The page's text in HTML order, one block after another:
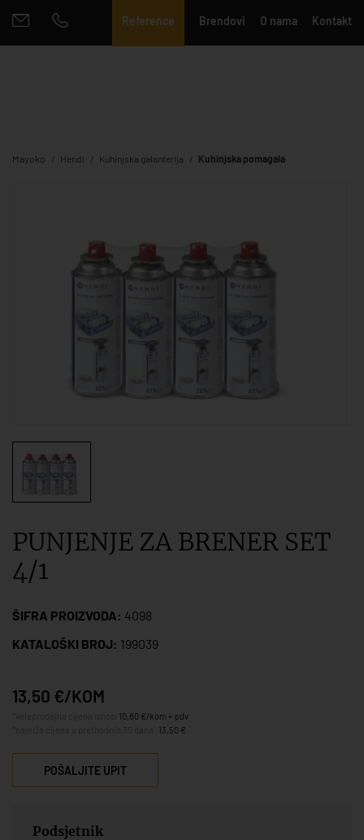
Reference Brendovi O nama Kontakt
Mayoko Hendi Kuhinjska galanterija Kuhinjska pomagala
PUNJENJE ZA BRENER SET
4/1
ŠIFRA PROIZVODA: 4098
KATALOŠKI BROJ: 199039
13,50 €/KOM
10,80 €/kom + pdv
13,50 €
POŠALJITE UPIT
Podsjetnik